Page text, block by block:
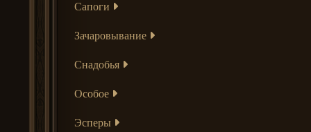
Сапоги
Зачаровывание
Снадобья
Особое
Эсперы